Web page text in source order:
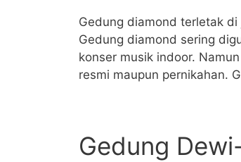
Gedung diamond terletak
Gedung diamond sering
konser musik indoor.
resmi maupun pernikahan.
Gedung